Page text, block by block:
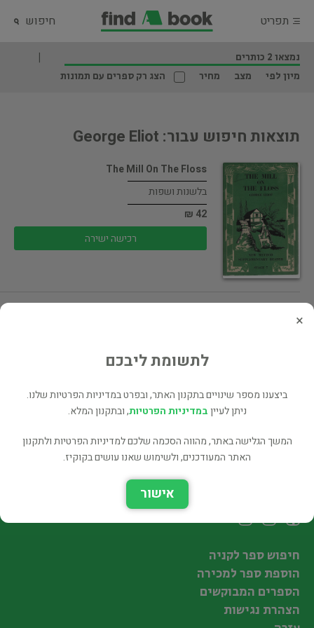
תפריט חיפוש
נמצאו 2 כותרים
מיון לפי
מצב מחיר הצג רק ספרים עם תמונות
תוצאות חיפוש עבור: George Eliot
The Mill On The Floss
בלשנות ושפות
42 ₪
רכישה ישירה
42 ₪
רכישה ישירה
×
לתשומת ליבכם
ביצענו מספר שינויים בתקנון האתר, ובפרט במדיניות הפרטיות שלנו.
ניתן לעייןבמדיניות הפרטיות, ובתקנון המלא.
המשך הגלישה באתר, מהווה הסכמה שלכם למדיניות הפרטיות ולתקנון
האתר המעודכנים, ולשימוש שאנו עושים בקוקיז.
אישור
חיפוש ספר לקניה
הוספת ספר למכירה
הספרים המבוקשים
הצהרת נגישות